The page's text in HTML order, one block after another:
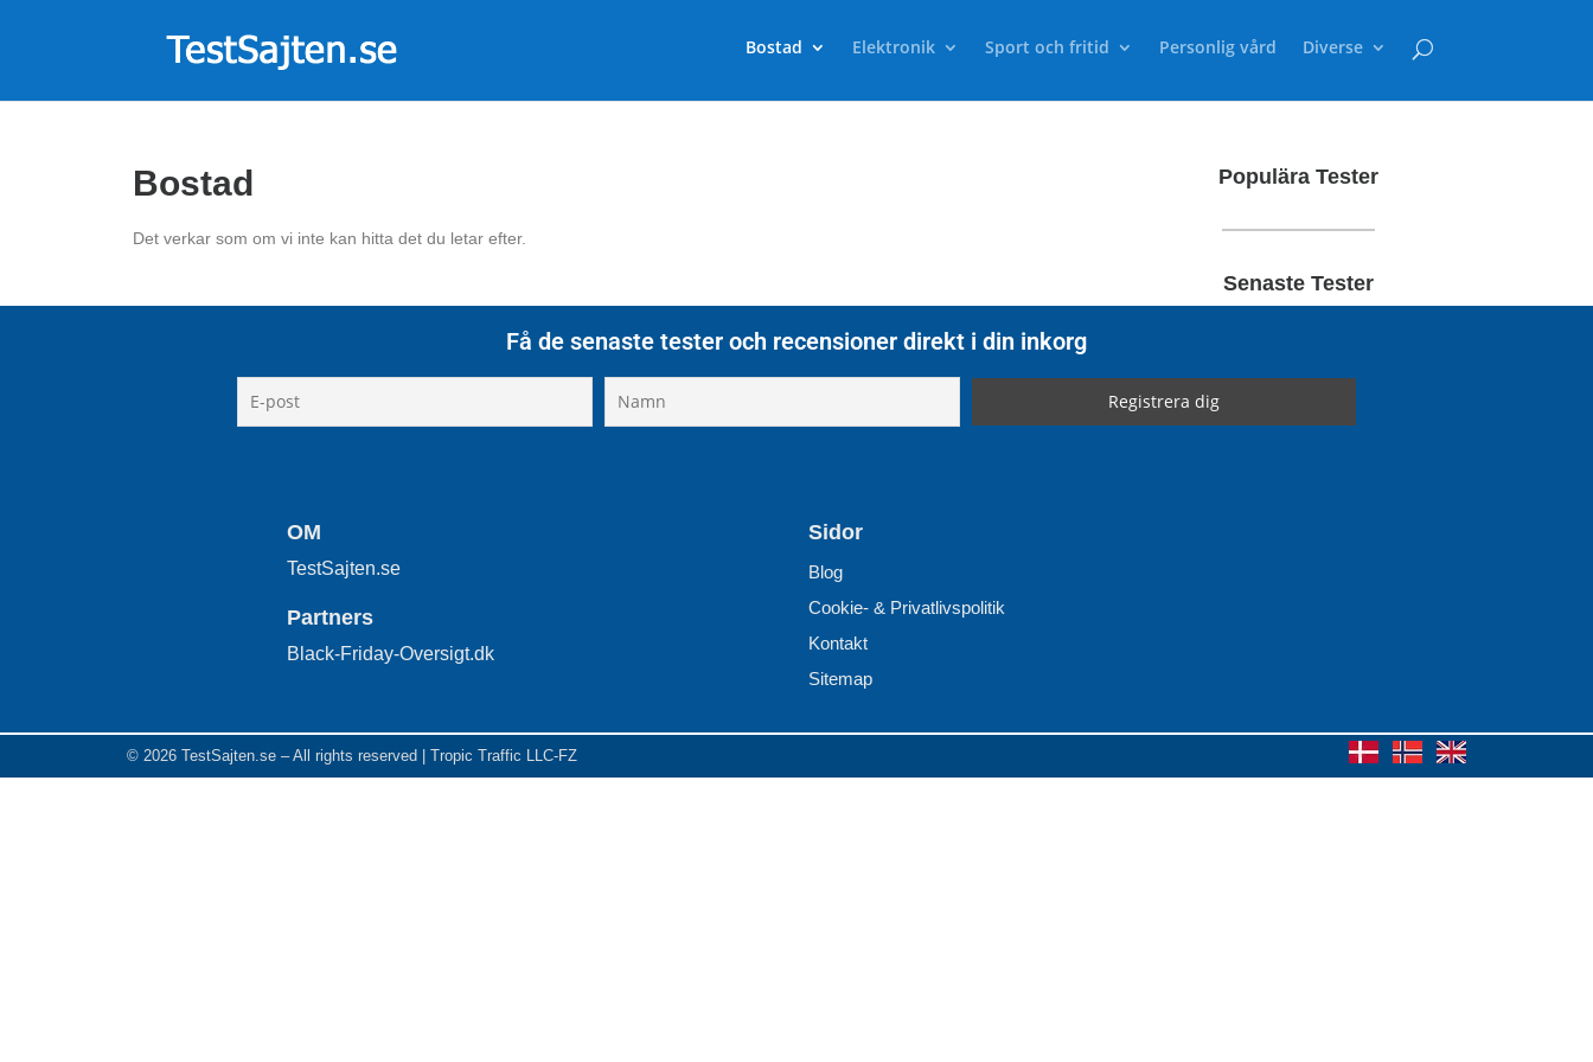
Bostad Elektronik Sport och fritid Personlig vård Diverse
Bostad
Det verkar som om vi inte kan hitta det du letar efter.
Populära Tester
Senaste Tester
Få de senaste tester och recensioner direkt i din inkorg
OM
TestSajten.se
Partners
Black-Friday-Oversigt.dk
Sidor
Blog
Cookie- & Privatlivspolitik
Kontakt
Sitemap
© 2026 TestSajten.se – All rights reserved | Tropic Traffic LLC-FZ